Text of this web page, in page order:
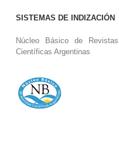
SISTEMAS DE INDIZACIÓN
Núcleo Básico de Revistas
Científicas Argentinas